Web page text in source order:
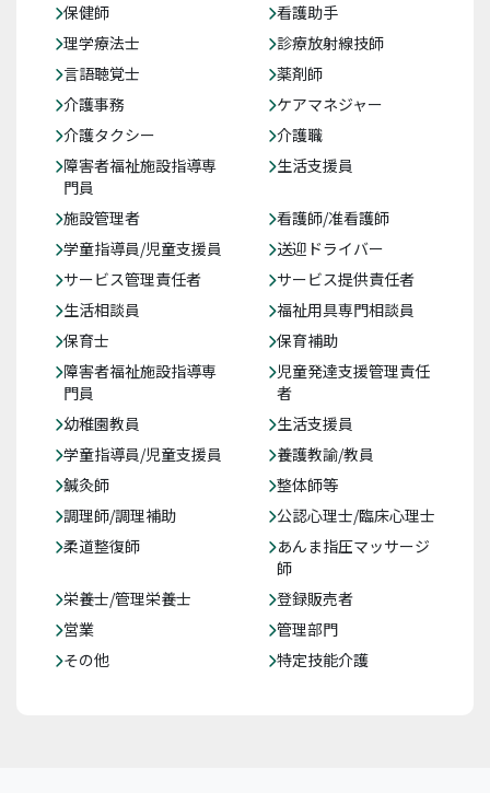
保健師
看護助手
理学療法士
診療放射線技師
言語聴覚士
薬剤師
介護事務
ケアマネジャー
介護タクシー
介護職
障害者福祉施設指導専
門員
生活支援員
施設管理者
看護師/准看護師
学童指導員/児童支援員
送迎ドライバー
サービス管理責任者
サービス提供責任者
生活相談員
福祉用具専門相談員
保育士
保育補助
障害者福祉施設指導専
門員
児童発達支援管理責任
者
幼稚園教員
生活支援員
学童指導員/児童支援員
養護教諭/教員
鍼灸師
整体師等
調理師/調理補助
公認心理士/臨床心理士
柔道整復師
あんま指圧マッサージ
師
栄養士/管理栄養士
登録販売者
営業
管理部門
その他
特定技能介護